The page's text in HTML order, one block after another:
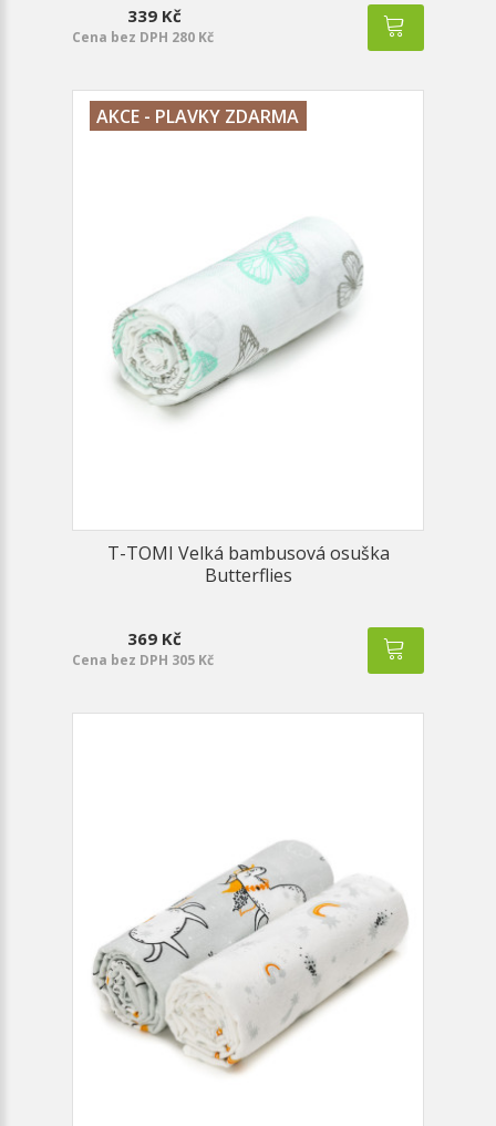
339 Kč
Cena bez DPH 280 Kč
AKCE - PLAVKY ZDARMA
T-TOMI Velká bambusová osuška
Butterflies
369 Kč
Cena bez DPH 305 Kč